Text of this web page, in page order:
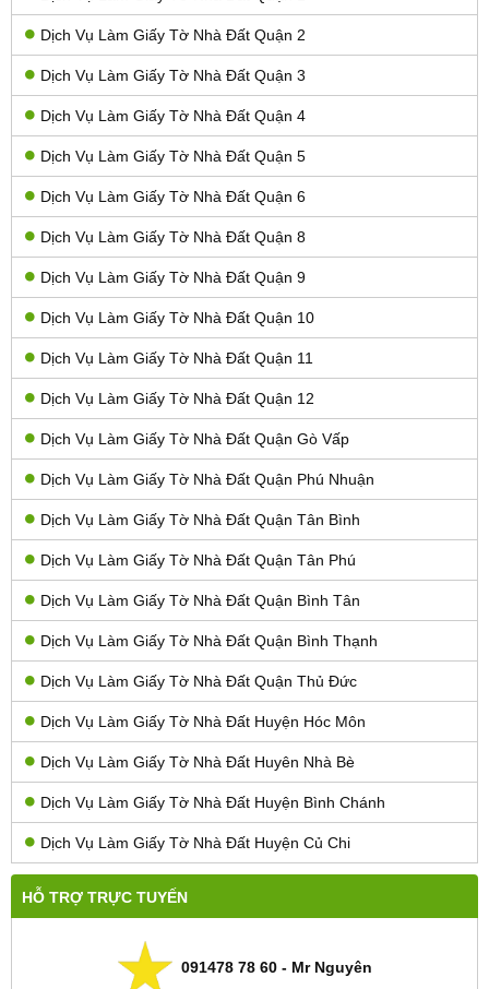
Dịch Vụ Làm Giấy Tờ Nhà Đất Quận 2
Dịch Vụ Làm Giấy Tờ Nhà Đất Quận 3
Dịch Vụ Làm Giấy Tờ Nhà Đất Quận 4
Dịch Vụ Làm Giấy Tờ Nhà Đất Quận 5
Dịch Vụ Làm Giấy Tờ Nhà Đất Quận 6
Dịch Vụ Làm Giấy Tờ Nhà Đất Quận 8
Dịch Vụ Làm Giấy Tờ Nhà Đất Quận 9
Dịch Vụ Làm Giấy Tờ Nhà Đất Quận 10
Dịch Vụ Làm Giấy Tờ Nhà Đất Quận 11
Dịch Vụ Làm Giấy Tờ Nhà Đất Quận 12
Dịch Vụ Làm Giấy Tờ Nhà Đất Quận Gò Vấp
Dịch Vụ Làm Giấy Tờ Nhà Đất Quận Phú Nhuận
Dịch Vụ Làm Giấy Tờ Nhà Đất Quận Tân Bình
Dịch Vụ Làm Giấy Tờ Nhà Đất Quận Tân Phú
Dịch Vụ Làm Giấy Tờ Nhà Đất Quận Bình Tân
Dịch Vụ Làm Giấy Tờ Nhà Đất Quận Bình Thạnh
Dịch Vụ Làm Giấy Tờ Nhà Đất Quận Thủ Đức
Dịch Vụ Làm Giấy Tờ Nhà Đất Huyện Hóc Môn
Dịch Vụ Làm Giấy Tờ Nhà Đất Huyên Nhà Bè
Dịch Vụ Làm Giấy Tờ Nhà Đất Huyện Bình Chánh
Dịch Vụ Làm Giấy Tờ Nhà Đất Huyện Củ Chi
HỖ TRỢ TRỰC TUYẾN
091478 78 60 - Mr Nguyên